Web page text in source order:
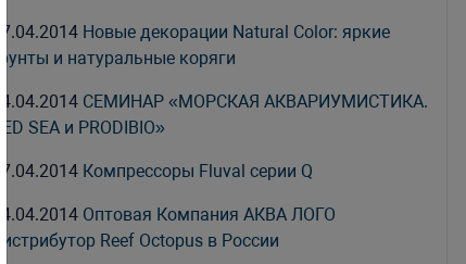
17.04.2014 Новые декорации Natural Color: яркие
грунты и натуральные коряги
14.04.2014 СЕМИНАР «МОРСКАЯ АКВАРИУМИСТИКА.
RED SEA и PRODIBIO»
07.04.2014 Компрессоры Fluval серии Q
04.04.2014 Оптовая Компания АКВА ЛОГО
дистрибутор Reef Octopus в России